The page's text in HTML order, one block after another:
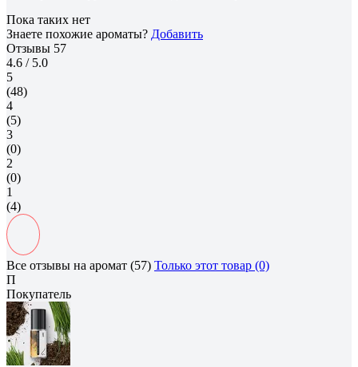
Пока таких нет
Знаете похожие ароматы? Добавить
Отзывы 57
4.6 / 5.0
5
(48)
4
(5)
3
(0)
2
(0)
1
(4)
Все отзывы на аромат (57) Только этот товар (0)
П
Покупатель